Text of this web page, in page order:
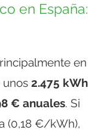
en España:
en
unos 2.475 kWh
€ anuales. Si
(0,18 €/kWh),